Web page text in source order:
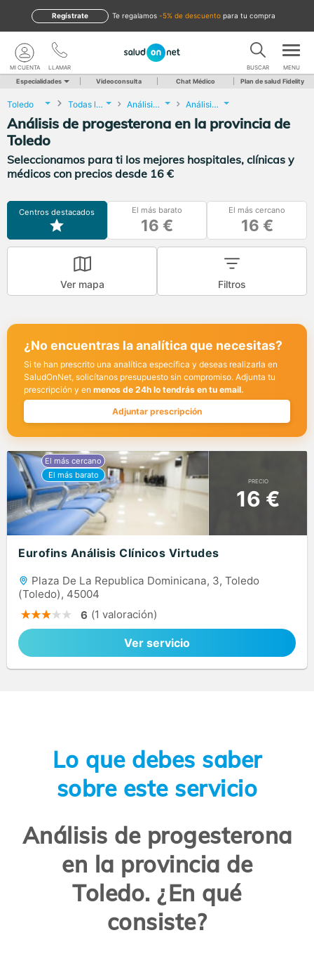
te regalamos -5% de descuento para tu compra
Regístrate
LLAMAR
MI CUENTA BUSCAR MENU
Especialidades Videoconsulta Chat Médico Plan de salud Fidelity
Toledo Todas las localidades Análisis Clínicos Análisis de progesterona
Análisis de progesterona en la provincia de
Toledo
Seleccionamos para ti los mejores hospitales, clínicas y
médicos con precios desde 16 €
Centros destacados El más barato
16 €
El más cercano
16 €
Ver mapa Filtros
¿No encuentras la analítica que necesitas?
Si te han prescrito una analítica específica y deseas realizarla en
SaludOnNet, solicítanos presupuesto sin compromiso. Adjunta tu
prescripción y en menos de 24h lo tendrás en tu email.
Adjuntar prescripción
PRECIO
16 €
Eurofins Análisis Clínicos Virtudes
Plaza De La Republica Dominicana, 3, Toledo
(Toledo), 45004
6 (1 valoración)
Ver servicio
Lo que debes saber
sobre este servicio
Análisis de progesterona
en la provincia de
Toledo. ¿En qué
consiste?